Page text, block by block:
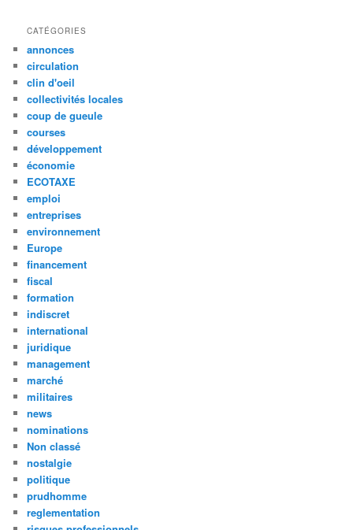
CATÉGORIES
annonces
circulation
clin d'oeil
collectivités locales
coup de gueule
courses
développement
économie
ECOTAXE
emploi
entreprises
environnement
Europe
financement
fiscal
formation
indiscret
international
juridique
management
marché
militaires
news
nominations
Non classé
nostalgie
politique
prudhomme
reglementation